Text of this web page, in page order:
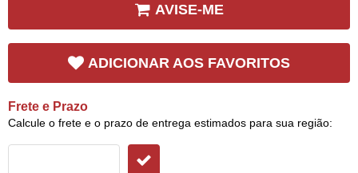
AVISE-ME
ADICIONAR AOS FAVORITOS
Frete e Prazo
Calcule o frete e o prazo de entrega estimados para sua região: